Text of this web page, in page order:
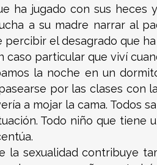
ha jugado con sus heces
a su madre narrar al
percibir el desagrado que
caso particular que viví
la noche en un
por las clases con
a mojar la cama. Todos
Todo niño que tiene
la sexualidad contribuye